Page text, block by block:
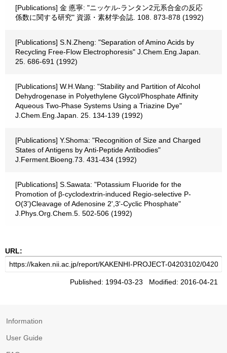
[Publications] 金 悳寧: "ニッケル-ランタン2元系合金の反応
係数に関する研究" 資源・素材学会誌. 108. 873-878 (1992)
[Publications] S.N.Zheng: "Separation of Amino Acids by
Recycling Free-Flow Electrophoresis" J.Chem.Eng.Japan.
25. 686-691 (1992)
[Publications] W.H.Wang: "Stability and Partition of Alcohol
Dehydrogenase in Polyethylene Glycol/Phosphate Affinity
Aqueous Two-Phase Systems Using a Triazine Dye"
J.Chem.Eng.Japan. 25. 134-139 (1992)
[Publications] Y.Shoma: "Recognition of Size and Charged
States of Antigens by Anti-Peptide Antibodies"
J.Ferment.Bioeng.73. 431-434 (1992)
[Publications] S.Sawata: "Potassium Fluoride for the
Promotion of β-cyclodextrin-induced Regio-selective P-
O(3')Cleavage of Adenosine 2',3'-Cyclic Phosphate"
J.Phys.Org.Chem.5. 502-506 (1992)
URL:
Published: 1994-03-23 Modified: 2016-04-21
Information
User Guide